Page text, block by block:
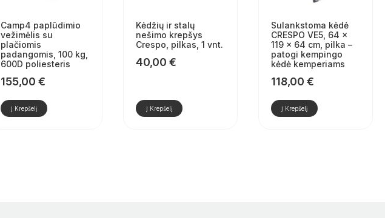
Camp4 paplūdimio
vežimėlis su
plačiomis
padangomis, 100 kg,
600D poliesteris
155,00 €
Į Krepšelį
Kėdžių ir stalų
nešimo krepšys
Crespo, pilkas, 1 vnt.
40,00 €
Į Krepšelį
Sulankstoma kėdė
CRESPO VE5, 64 ×
119 × 64 cm, pilka –
patogi kempingo
kėdė kemperiams
118,00 €
Į Krepšelį